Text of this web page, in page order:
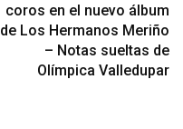
coros en el nuevo álbum
de Los Hermanos Meriño
– Notas sueltas de
Olímpica Valledupar